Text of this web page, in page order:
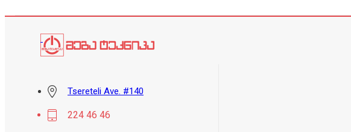
Tsereteli Ave. #140
224 46 46